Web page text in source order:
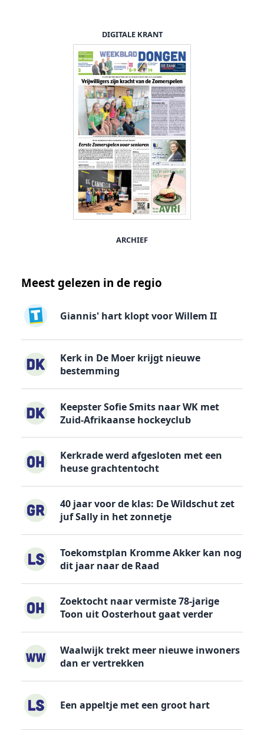
DIGITALE KRANT
ARCHIEF
Meest gelezen in de regio
Giannis' hart klopt voor Willem II
Kerk in De Moer krijgt nieuwe
bestemming
Keepster Sofie Smits naar WK met
Zuid-Afrikaanse hockeyclub
Kerkrade werd afgesloten met een
heuse grachtentocht
40 jaar voor de klas: De Wildschut zet
juf Sally in het zonnetje
Toekomstplan Kromme Akker kan nog
dit jaar naar de Raad
Zoektocht naar vermiste 78-jarige
Toon uit Oosterhout gaat verder
Waalwijk trekt meer nieuwe inwoners
dan er vertrekken
Een appeltje met een groot hart